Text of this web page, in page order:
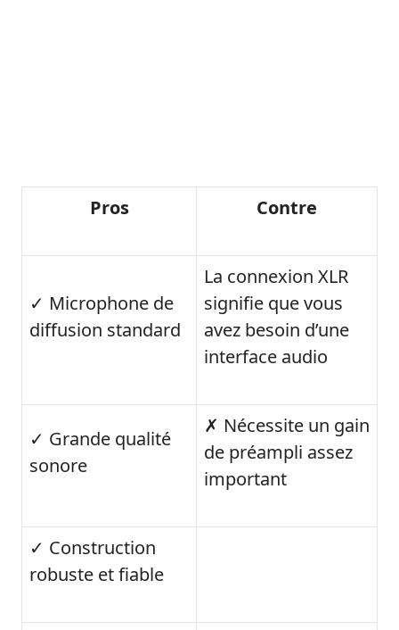
Pros Contre
✓ Microphone de
diffusion standard
La connexion XLR
signifie que vous
avez besoin d’une
interface audio
✓ Grande qualité
sonore
✗ Nécessite un gain
de préampli assez
important
✓ Construction
robuste et fiable